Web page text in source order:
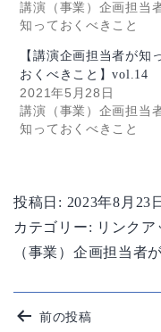
講演（事業）企画担当
知っておくべきこと
【講演企画担当者が知
おくべきこと】vol.14
2021年5月28日
講演（事業）企画担当
知っておくべきこと
投稿日: 2023年8月23日
カテゴリー: リンク
（事業）企画担当者
投前の投稿